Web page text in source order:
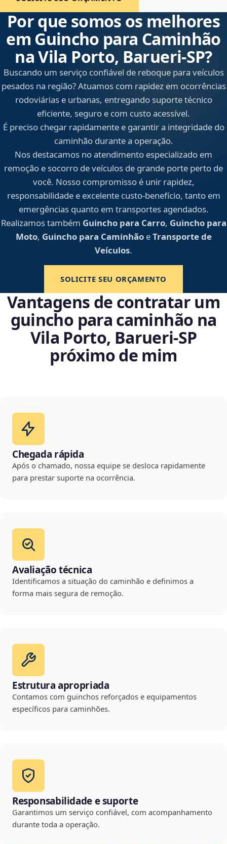
Por que somos os melhores
em Guincho para Caminhão
na Vila Porto, Barueri‑SP?
Buscando um serviço confiável de reboque para veículos
pesados na região? Atuamos com rapidez em ocorrências
rodoviárias e urbanas, entregando suporte técnico
eficiente, seguro e com custo acessível.
É preciso chegar rapidamente e garantir a integridade do
caminhão durante a operação.
Nos destacamos no atendimento especializado em
remoção e socorro de veículos de grande porte perto de
você. Nosso compromisso é unir rapidez,
responsabilidade e excelente custo-benefício, tanto em
emergências quanto em transportes agendados.
Realizamos também Guincho para Carro, Guincho para
Moto, Guincho para CaminhãoeTransporte de
Veículos.
SOLICITE SEU ORÇAMENTO
Vantagens de contratar um
guincho para caminhão na
Vila Porto, Barueri‑SP
próximo de mim
Chegada rápida
Após o chamado, nossa equipe se desloca rapidamente
para prestar suporte na ocorrência.
Avaliação técnica
Identificamos a situação do caminhão e definimos a
forma mais segura de remoção.
Estrutura apropriada
Contamos com guinchos reforçados e equipamentos
específicos para caminhões.
Responsabilidade e suporte
Garantimos um serviço confiável, com acompanhamento
durante toda a operação.